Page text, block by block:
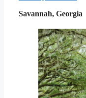
Savannah, Georgia